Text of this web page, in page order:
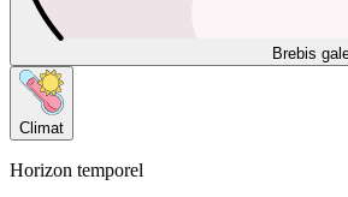
Brebis
Climat
Horizon temporel